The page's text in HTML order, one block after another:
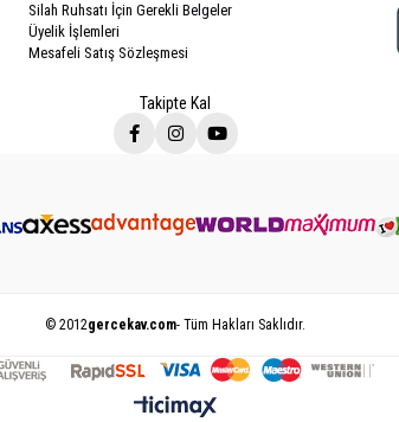
Silah Ruhsatı İçin Gerekli Belgeler
Üyelik İşlemleri
Mesafeli Satış Sözleşmesi
Takipte Kal
© 2012gercekav.com- Tüm Hakları Saklıdır.